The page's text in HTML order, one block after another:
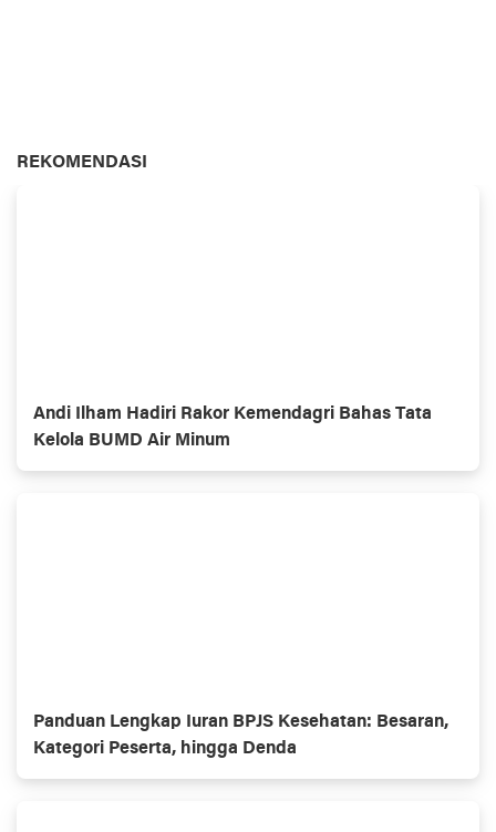
REKOMENDASI
Andi Ilham Hadiri Rakor Kemendagri Bahas Tata
Kelola BUMD Air Minum
Panduan Lengkap Iuran BPJS Kesehatan: Besaran,
Kategori Peserta, hingga Denda